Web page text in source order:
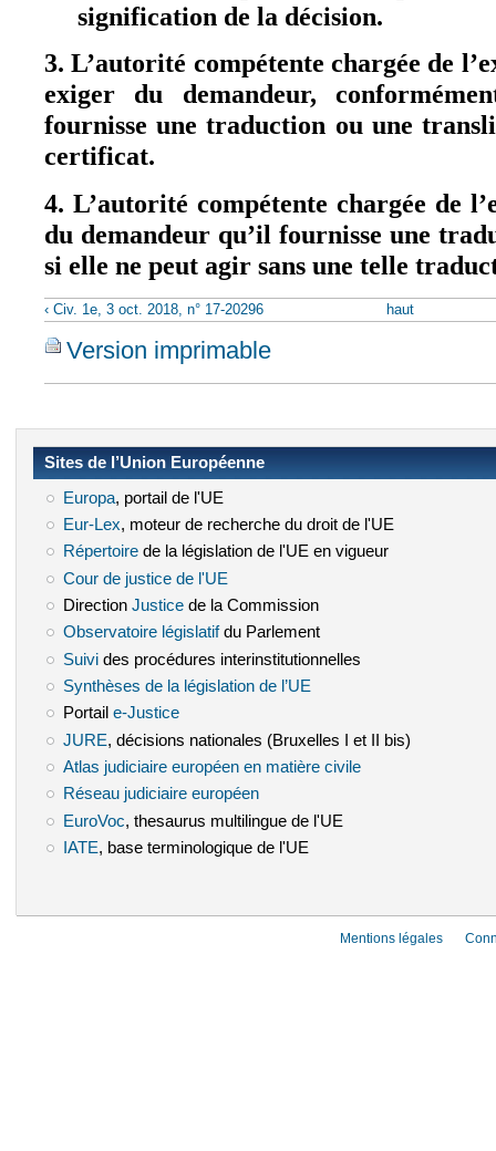
signification de la décision.
3. L’autorité compétente chargée de
exiger du demandeur,
fournisse une traduction ou une
certificat.
4. L’autorité compétente chargée de
du demandeur qu’il fournisse une
si elle ne peut agir sans une telle
‹ Civ. 1e, 3 oct. 2018, n° 17-20296 haut
Version imprimable
Sites de l’Union Européenne
Europa(le lien est externe)
, portail de l'UE
Eur-Lex (le lien est externe)
, moteur de recherche du droit de l'UE
Répertoire(le lien est externe)
de la législation de l'UE en vigueur
Cour de justice de l'UE
Direction Justice(le lien est externe)
de la Commission
Observatoire législatif(le lien est externe)
du Parlement
Suivi(le lien est externe)
des procédures interinstitutionnelles
Synthèses de la législation de l’UE
Portail e-Justice(le lien est externe)
JURE (le lien est externe)
, décisions nationales (Bruxelles I et II bis)
Atlas judiciaire européen en matière civile(le lien est externe)
Réseau judiciaire européen(le lien est externe)
EuroVoc (le lien est externe)
, thesaurus multilingue de l'UE
IATE(le lien est externe)
, base terminologique de l'UE
Mentions légales